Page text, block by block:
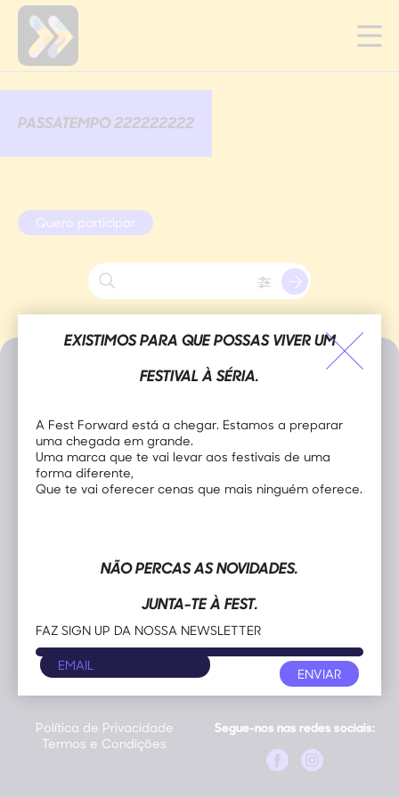
PASSATEMPO 222222222
Quero participar
EXISTIMOS PARA QUE POSSAS VIVER UM
FESTIVAL À SÉRIA.
A Fest Forward está a chegar. Estamos a preparar
uma chegada em grande.
Uma marca que te vai levar aos festivais de uma
forma diferente,
Que te vai oferecer cenas que mais ninguém oferece.
NÃO PERCAS AS NOVIDADES.
JUNTA-TE À FEST.
FAZ SIGN UP DA NOSSA NEWSLETTER
NÃO PERCAS AS NOVIDADES.
FAZ SIGN UP DA NOSSA NEWSLETTER
ÉS ORGANIZADOR DE EVENTOS E QUERES ENTRAR EM
CONTACTO COM A NOSSA EQUIPA?
MANDA VIR. NÓS AJUDAMOS.
Telefone
+351 968 624 549
Email Geral
geral@festforward.pt
Política de Privacidade
Termos e Condições
Segue-nos nas redes sociais: